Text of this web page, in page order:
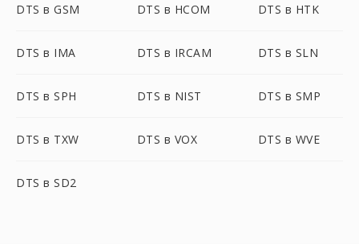
DTS в GSM DTS в HCOM DTS в HTK
DTS в IMA DTS в IRCAM DTS в SLN
DTS в SPH DTS в NIST DTS в SMP
DTS в TXW DTS в VOX DTS в WVE
DTS в SD2